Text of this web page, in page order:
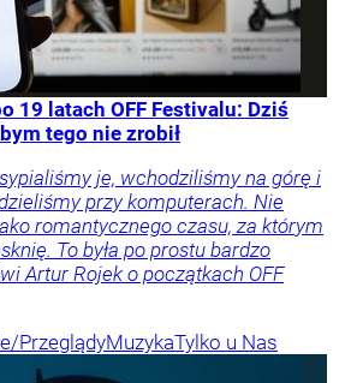
19 latach OFF Festivalu: Dziś
tego nie zrobił
je, wchodziliśmy na górę i
przy komputerach. Nie
romantycznego czasu, za którym
To była po prostu bardzo
Artur Rojek o początkach OFF
PrzeglądyMuzykaTylko u Nas